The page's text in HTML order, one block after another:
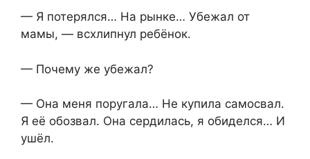
— Я потерялся… На рынке… Убежал от
мамы, — всхлипнул ребёнок.
— Почему же убежал?
— Она меня поругала… Не купила самосвал.
Я её обозвал. Она сердилась, я обиделся… И
ушёл.